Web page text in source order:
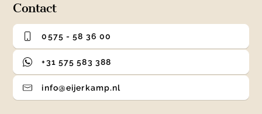
Contact
0575 - 58 36 00
+31 575 583 388
info@eijerkamp.nl